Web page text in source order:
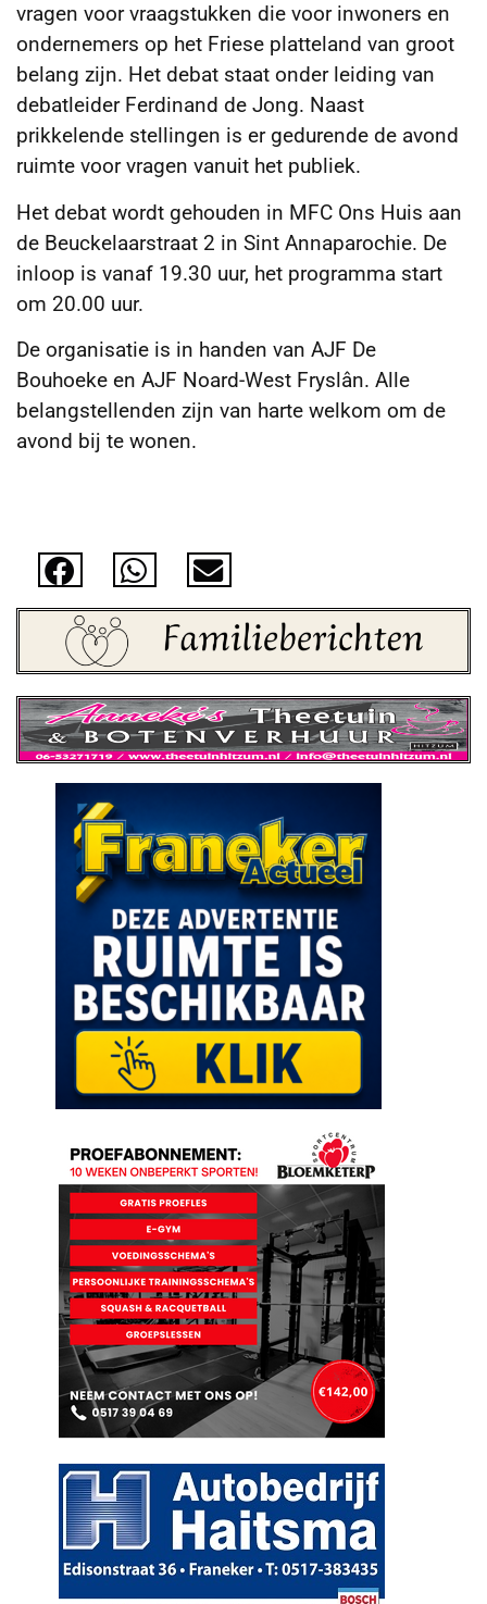
vragen voor vraagstukken die voor inwoners en
ondernemers op het Friese platteland van groot
belang zijn. Het debat staat onder leiding van
debatleider Ferdinand de Jong. Naast
prikkelende stellingen is er gedurende de avond
ruimte voor vragen vanuit het publiek.
Het debat wordt gehouden in MFC Ons Huis aan
de Beuckelaarstraat 2 in Sint Annaparochie. De
inloop is vanaf 19.30 uur, het programma start
om 20.00 uur.
De organisatie is in handen van AJF De
Bouhoeke en AJF Noard-West Fryslân. Alle
belangstellenden zijn van harte welkom om de
avond bij te wonen.